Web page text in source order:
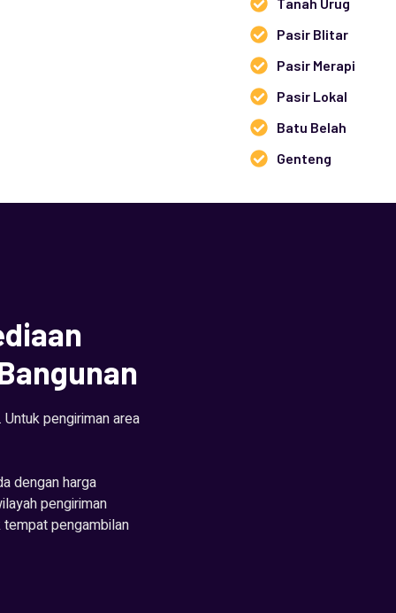
Pasir Blitar
Pasir Merapi
Pasir Lokal
Batu Belah
Genteng
pengiriman area
dengan harga
pengiriman
pengambilan